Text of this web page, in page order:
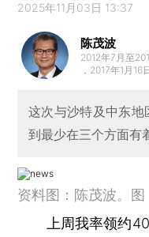
2025年11月03日 13:37
陈茂波
2012年7月至
，2017年1月
局主席、西九
官方委员和香
这次与沙特及中东
到最少在三个方面有
资料图：陈茂波。
上周我率领约40